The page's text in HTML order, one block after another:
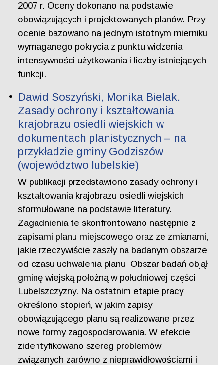
2007 r. Oceny dokonano na podstawie
obowiązujących i projektowanych planów. Przy
ocenie bazowano na jednym istotnym mierniku
wymaganego pokrycia z punktu widzenia
intensywności użytkowania i liczby istniejących
funkcji.
Dawid Soszyński, Monika Bielak.
Zasady ochrony i kształtowania
krajobrazu osiedli wiejskich w
dokumentach planistycznych – na
przykładzie gminy Godziszów
(województwo lubelskie)
W publikacji przedstawiono zasady ochrony i
kształtowania krajobrazu osiedli wiejskich
sformułowane na podstawie literatury.
Zagadnienia te skonfrontowano następnie z
zapisami planu miejscowego oraz ze zmianami,
jakie rzeczywiście zaszły na badanym obszarze
od czasu uchwalenia planu. Obszar badań objął
gminę wiejską położną w południowej części
Lubelszczyzny. Na ostatnim etapie pracy
określono stopień, w jakim zapisy
obowiązującego planu są realizowane przez
nowe formy zagospodarowania. W efekcie
zidentyfikowano szereg problemów
związanych zarówno z nieprawidłowościami i